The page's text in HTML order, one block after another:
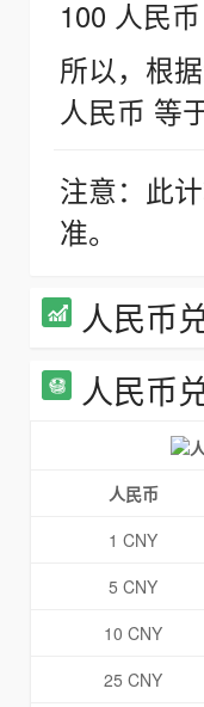
100 人民
所以，根
人民币 等
注意：此
准。
人民币
人民币
人民币
1 CNY
5 CNY
10 CNY
25 CNY